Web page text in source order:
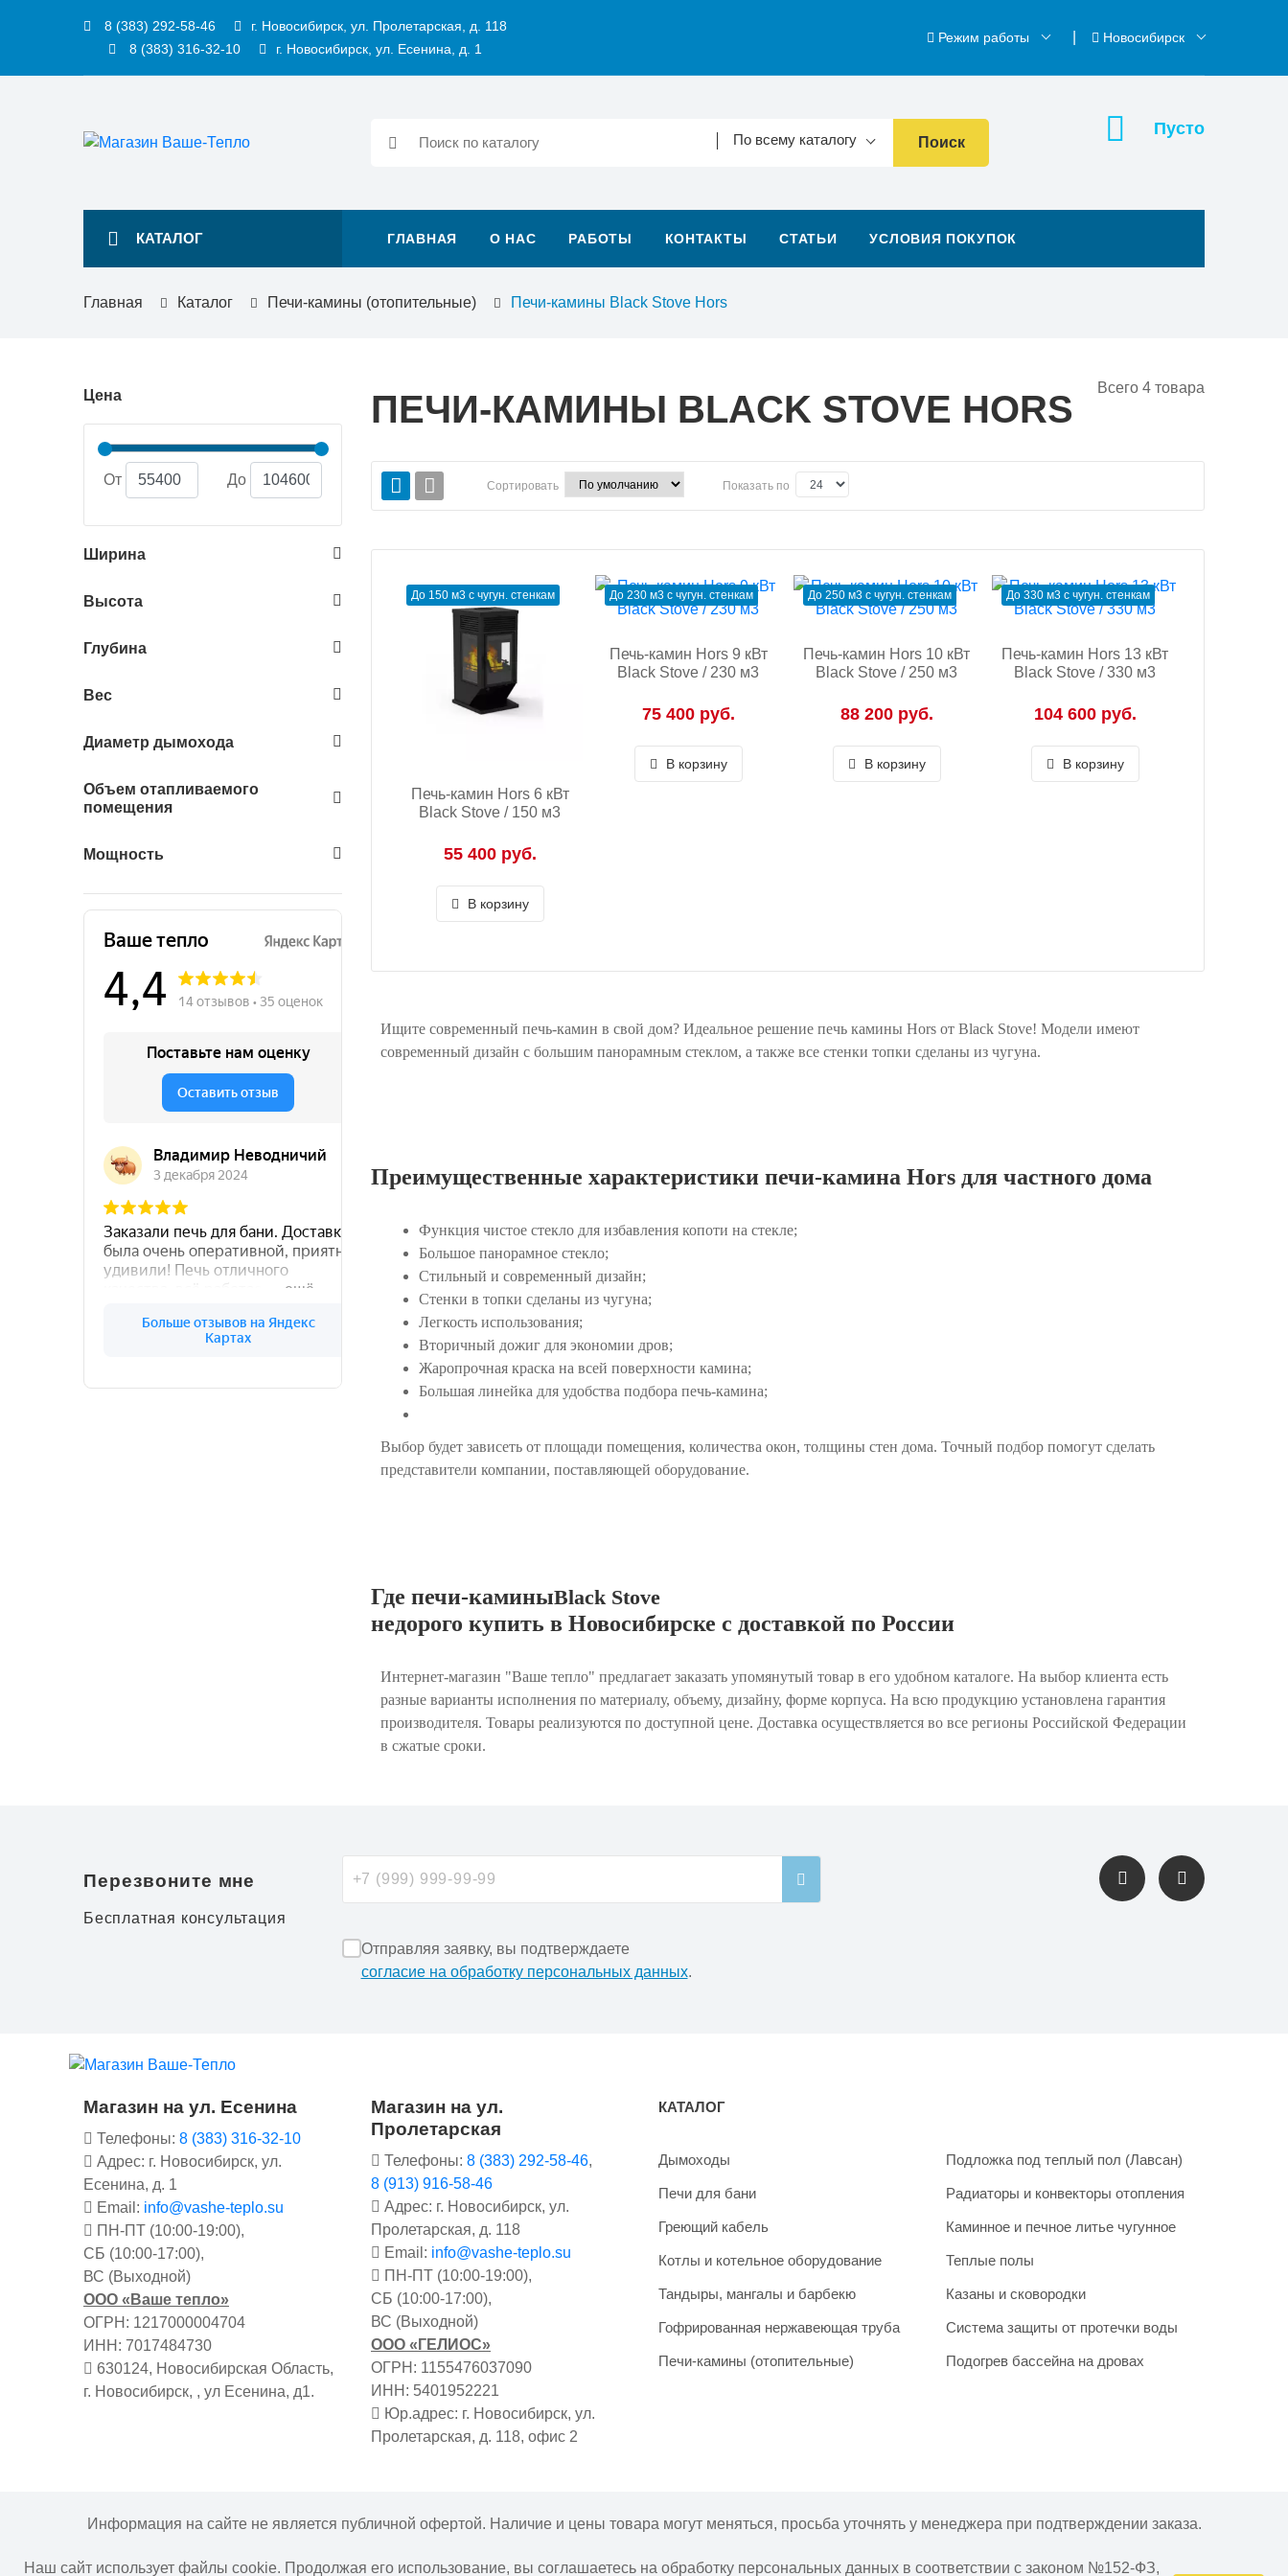
8 (383) 292-58-46
г. Новосибирск, ул. Пролетарская, д. 118
8 (383) 316-32-10
г. Новосибирск, ул. Есенина, д. 1
Режим работы Новосибирск
По всему каталогу Поиск
КАТАЛОГ ГЛАВНАЯ О НАС РАБОТЫ КОНТАКТЫ СТАТЬИ УСЛОВИЯ ПОКУПОК
Пусто
Главная Каталог Печи-камины (отопительные) Печи-камины Black Stove Hors
Цена
От До
Ширина
Высота
Глубина
Вес
Диаметр дымохода
Объем отапливаемого
помещения
Мощность
ПЕЧИ-КАМИНЫ BLACK STOVE HORS
Всего 4 товара
Сортировать Показать по
До 150 м3 с чугун. стенкам
Печь-камин Hors 6 кВт
Black Stove / 150 м3
55 400 руб.
В корзину
До 230 м3 с чугун. стенкам
Печь-камин Hors 9 кВт
Black Stove / 230 м3
75 400 руб.
В корзину
До 250 м3 с чугун. стенкам
Печь-камин Hors 10 кВт
Black Stove / 250 м3
88 200 руб.
В корзину
До 330 м3 с чугун. стенкам
Печь-камин Hors 13 кВт
Black Stove / 330 м3
104 600 руб.
В корзину
Ищите современный печь-камин в свой дом? Идеальное решение печь камины Hors от Black Stove! Модели имеют
современный дизайн с большим панорамным стеклом, а также все стенки топки сделаны из чугуна.
Преимущественные характеристики печи-камина Hors для частного дома
Функция чистое стекло для избавления копоти на стекле;
Большое панорамное стекло;
Стильный и современный дизайн;
Стенки в топки сделаны из чугуна;
Легкость использования;
Вторичный дожиг для экономии дров;
Жаропрочная краска на всей поверхности камина;
Большая линейка для удобства подбора печь-камина;
Выбор будет зависеть от площади помещения, количества окон, толщины стен дома. Точный подбор помогут сделать
представители компании, поставляющей оборудование.
Где печи-каминыBlack Stove
недорого купить в Новосибирске с доставкой по России
Интернет-магазин "Ваше тепло" предлагает заказать упомянутый товар в его удобном каталоге. На выбор клиента есть
разные варианты исполнения по материалу, объему, дизайну, форме корпуса. На всю продукцию установлена гарантия
производителя. Товары реализуются по доступной цене. Доставка осуществляется во все регионы Российской Федерации
в сжатые сроки.
Перезвоните мне
Бесплатная консультация
Отправляя заявку, вы подтверждаете
согласие на обработку персональных данных.
Магазин на ул. Есенина
Телефоны: 8 (383) 316-32-10
Адрес: г. Новосибирск, ул.
Есенина, д. 1
Email: info@vashe-teplo.su
ПН-ПТ (10:00-19:00),
СБ (10:00-17:00),
ВС (Выходной)
ООО «Ваше тепло»
ОГРН: 1217000004704
ИНН: 7017484730
630124, Новосибирская Область,
г. Новосибирск, , ул Есенина, д1.
Магазин на ул.
Пролетарская
Телефоны: 8 (383) 292-58-46,
8 (913) 916-58-46
Адрес: г. Новосибирск, ул.
Пролетарская, д. 118
Email: info@vashe-teplo.su
ПН-ПТ (10:00-19:00),
СБ (10:00-17:00),
ВС (Выходной)
ООО «ГЕЛИОС»
ОГРН: 1155476037090
ИНН: 5401952221
Юр.адрес: г. Новосибирск, ул.
Пролетарская, д. 118, офис 2
КАТАЛОГ
Дымоходы
Печи для бани
Греющий кабель
Котлы и котельное оборудование
Тандыры, мангалы и барбекю
Гофрированная нержавеющая труба
Печи-камины (отопительные)
Подложка под теплый пол (Лавсан)
Радиаторы и конвекторы отопления
Каминное и печное литье чугунное
Теплые полы
Казаны и сковородки
Система защиты от протечки воды
Подогрев бассейна на дровах
Информация на сайте не является публичной офертой. Наличие и цены товара могут меняться, просьба уточнять у менеджера при подтверждении заказа.
Интернет-магазин "Ваше тепло" © | 2015 - 2026
Наш сайт использует файлы cookie. Продолжая его использование, вы соглашаетесь на обработку персональных данных в соответствии с законом №152-ФЗ,